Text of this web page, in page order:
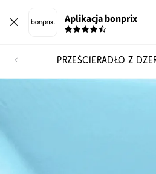
Aplikacja bonprix
PRZEŚCIERADŁO Z